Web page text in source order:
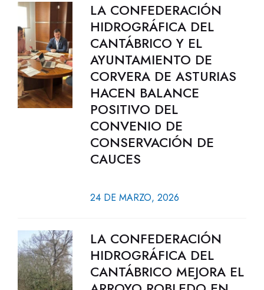
LA CONFEDERACIÓN
HIDROGRÁFICA DEL
CANTÁBRICO Y EL
AYUNTAMIENTO DE
CORVERA DE ASTURIAS
HACEN BALANCE
POSITIVO DEL
CONVENIO DE
CONSERVACIÓN DE
CAUCES
24 DE MARZO, 2026
LA CONFEDERACIÓN
HIDROGRÁFICA DEL
CANTÁBRICO MEJORA EL